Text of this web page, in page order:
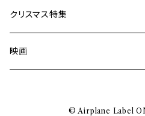
Mooney
ミャンマー伝統音楽
Tシャツ
クリスマス特集
映画
© Airplane Label